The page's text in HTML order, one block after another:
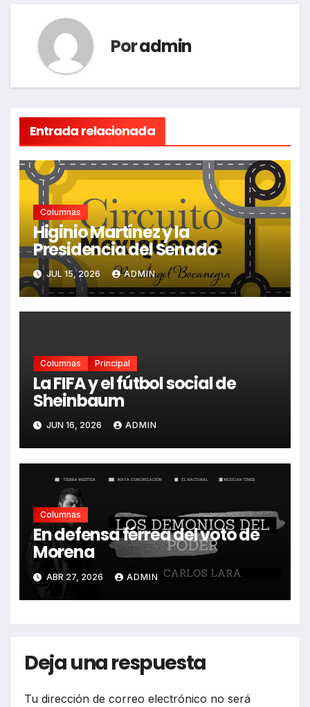
Poradmin
Entrada relacionada
Columnas
Higinio Martínez y la
Presidencia del Senado
JUL 15, 2026 ADMIN
Columnas Principal
La FIFA y el fútbol social de
Sheinbaum
JUN 16, 2026 ADMIN
Columnas
En defensa férrea del voto de
Morena
ABR 27, 2026 ADMIN
Deja una respuesta
Tu dirección de correo electrónico no será